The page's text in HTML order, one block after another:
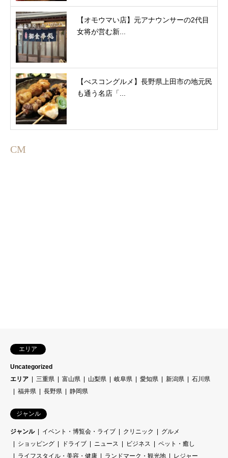
【オモウマい店】元アナウンサーの2代目
女将が営む新...
【べスコングルメ】長野県上田市の地元民
も通う名店「...
CM
エリア
Uncategorized
エリア
三重県 富山県 山梨県 岐阜県 愛知県 新潟県
石川県
福井県
長野県 静岡県
ジャンル
ジャンル イベント・博覧会・ライブ クリニック
グルメ
ショッピング
ドライブ ニュース ビジネス
ペット・癒し
ライフスタイル・美容・健康
ランドマーク・観光地 レジャー